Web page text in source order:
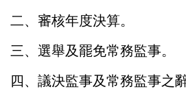
二、審核年度決算。
三、選舉及罷免常務監事。
四、議決監事及常務監事之辭